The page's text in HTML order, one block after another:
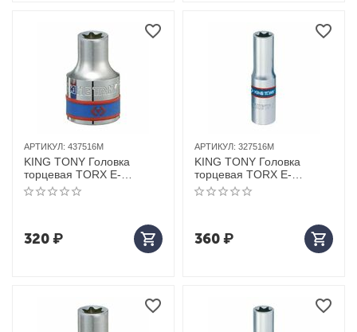
АРТИКУЛ: 437516M
KING TONY Головка
торцевая TORX Е-
стандарт 1/2", E16, L = 37
мм
320₽
АРТИКУЛ: 327516M
KING TONY Головка
торцевая TORX Е-
стандарт 3/8", Е16, L = 63
мм
360₽